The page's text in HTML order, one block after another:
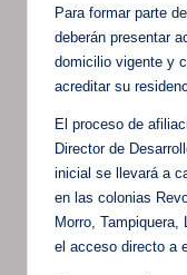
Para formar parte
deberán presentar
domicilio vigente y
acreditar su
El proceso de
Director de
inicial se llevará a
en las colonias
Morro,
el acceso directo a